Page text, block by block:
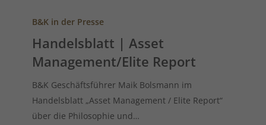
B&K in der Presse
Handelsblatt | Asset
Management/Elite Report
B&K Geschäftsführer Maik Bolsmann im
Handelsblatt „Asset Management / Elite Report“
über die Philosophie und…